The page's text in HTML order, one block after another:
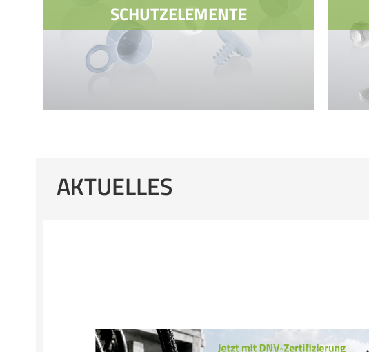
SCHUTZELEMENTE
SCHUTZELEMENTE
AKTUELLES